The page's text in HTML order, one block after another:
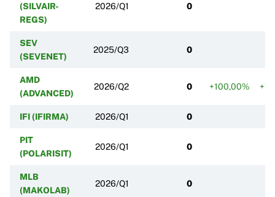
(SILVAIR-
REGS)
2026/Q1 0
SEV
(SEVENET)
2025/Q3 0
AMD
(ADVANCED)
2026/Q2 0 +100,00%
IFI (IFIRMA) 2026/Q1 0
PIT
(POLARISIT)
2026/Q1 0
MLB
(MAKOLAB)
2026/Q1 0